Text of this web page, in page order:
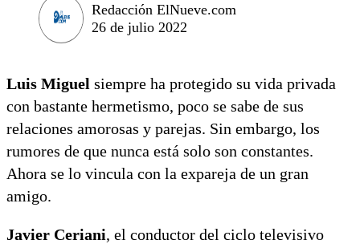
Redacción ElNueve.com
26 de julio 2022
Luis Miguel siempre ha protegido su vida privada
con bastante hermetismo, poco se sabe de sus
relaciones amorosas y parejas. Sin embargo, los
rumores de que nunca está solo son constantes.
Ahora se lo vincula con la expareja de un gran
amigo.
Javier Ceriani, el conductor del ciclo televisivo